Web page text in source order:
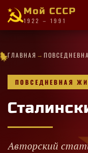
Мой СССР
1922 – 1991
·✧
★
★
★
✧
✦
★
✦
★
★
·
✦
★
·★
★
★
★
✦
·★
✧
★
★
✧
✧ГЛАВНАЯ →
ПОВСЕДНЕВНАЯ
Авторский